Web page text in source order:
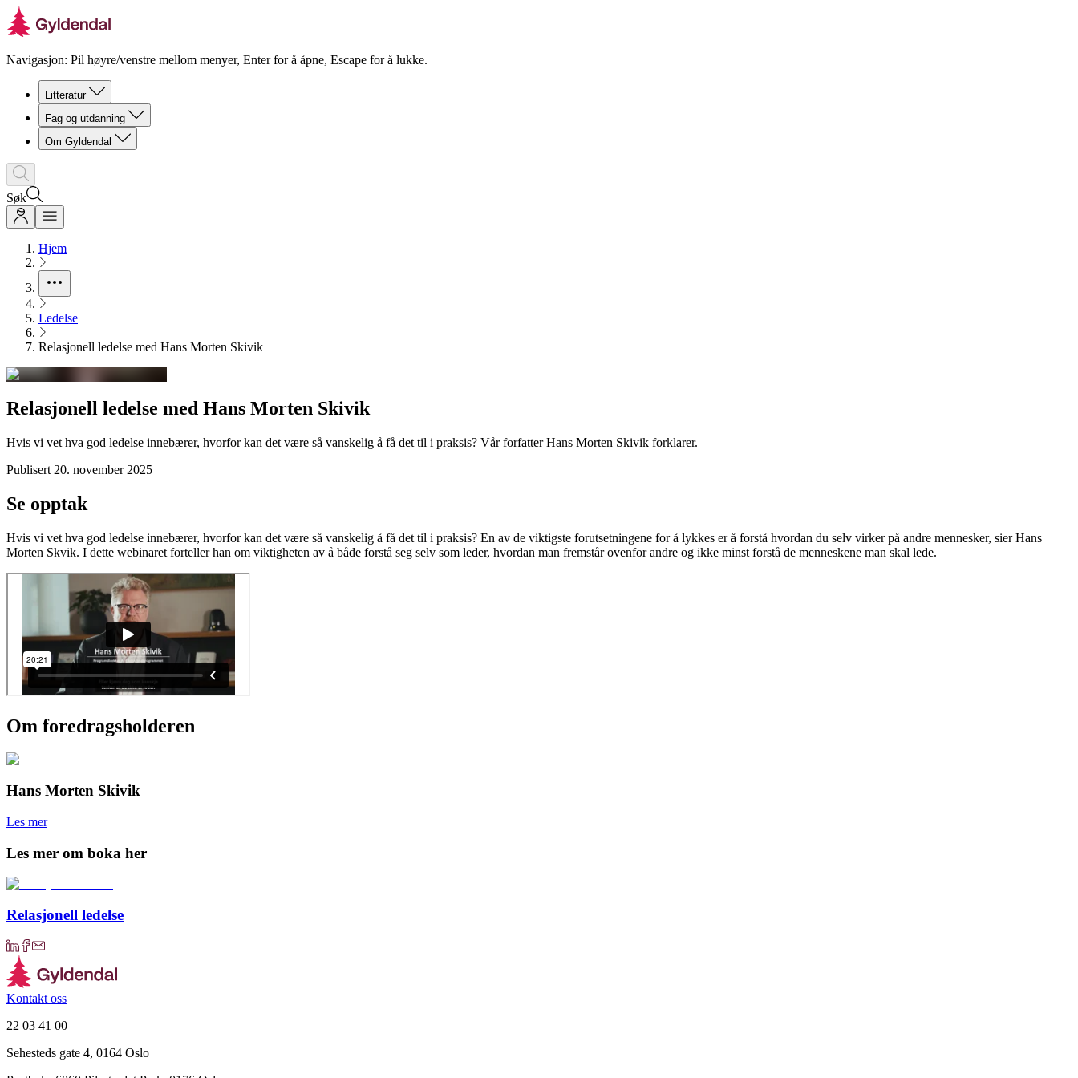
Navigasjon: Pil høyre/venstre mellom menyer, Enter for å åpne, Escape for å lukke.
Litteratur
Fag og utdanning
Om Gyldendal
Søk
Hjem
Ledelse
Relasjonell ledelse med Hans Morten Skivik
Relasjonell ledelse med Hans Morten Skivik
Hvis vi vet hva god ledelse innebærer, hvorfor kan det være så vanskelig å få det til i praksis? Vår forfatter Hans Morten Skivik forklarer.
Publisert 20. november 2025
Se opptak
Hvis vi vet hva god ledelse innebærer, hvorfor kan det være så vanskelig å få det til i praksis? En av de viktigste forutsetningene for å lykkes er å forstå hvordan du selv virker på andre mennesker, sier Hans
Morten Skvik. I dette webinaret forteller han om viktigheten av å både forstå seg selv som leder, hvordan man fremstår ovenfor andre og ikke minst forstå de menneskene man skal lede.
Om foredragsholderen
Hans Morten Skivik
Les mer
Les mer om boka her
Relasjonell ledelse
Kontakt oss
22 03 41 00
Sehesteds gate 4, 0164 Oslo